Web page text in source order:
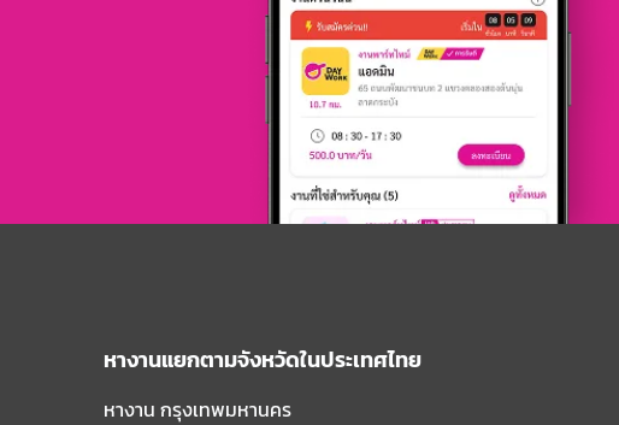
หางานแยกตามจังหวัดในประเทศไทย
หางาน กรุงเทพมหานคร